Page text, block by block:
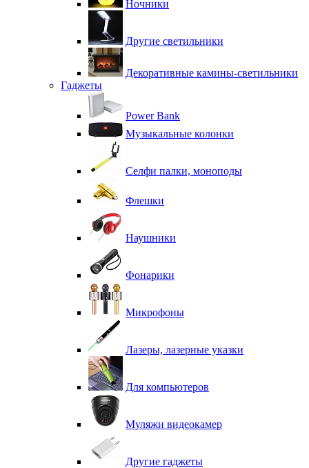
Ночники
Другие светильники
Декоративные камины-светильники
Гаджеты
Power Bank
Музыкальные колонки
Селфи палки, моноподы
Флешки
Наушники
Фонарики
Микрофоны
Лазеры, лазерные указки
Для компьютеров
Муляжи видеокамер
Другие гаджеты